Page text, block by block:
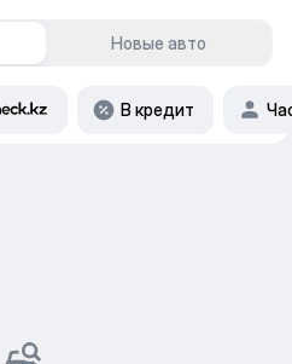
Новые авто
В кредит